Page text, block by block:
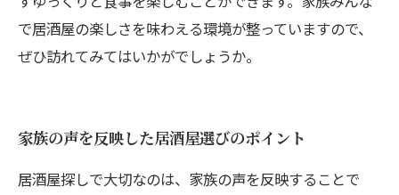
で居酒屋の楽しさを味わえる環境が整っていますので、
ぜひ訪れてみてはいかがでしょうか。
家族の声を反映した居酒屋選びのポイント
居酒屋探しで大切なのは、家族の声を反映することで